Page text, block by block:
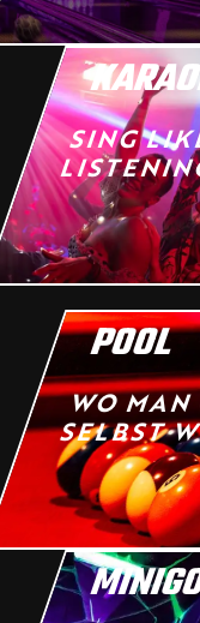
SING
POOL
WO MAN
SELBST